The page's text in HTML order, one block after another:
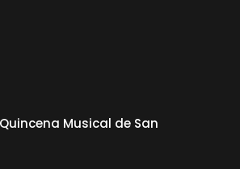
Musical de San